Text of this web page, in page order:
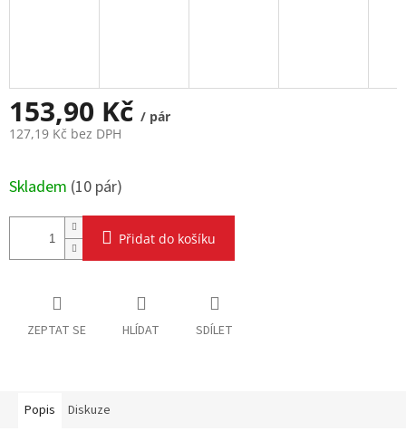
153,90 Kč / pár
127,19 Kč bez DPH
cena:
Skladem (10 pár)
Přidat do košíku
ZEPTAT SE HLÍDAT SDÍLET
Popis Diskuze